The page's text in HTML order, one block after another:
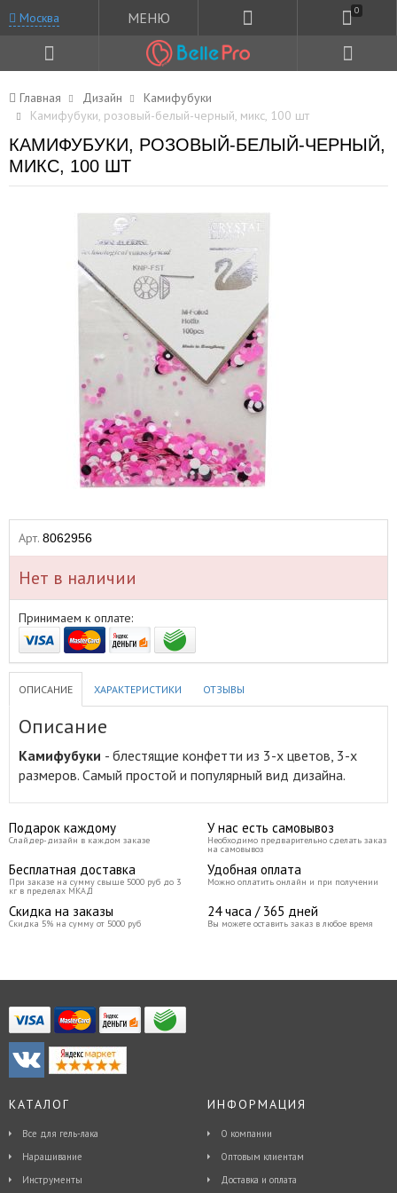
Москва МЕНЮ 0
Главная Дизайн
Камифубуки
Камифубуки, розовый-белый-черный, микс, 100 шт
КАМИФУБУКИ, РОЗОВЫЙ-БЕЛЫЙ-ЧЕРНЫЙ,
МИКС, 100 ШТ
Арт. 8062956
Нет в наличии
Принимаем к оплате:
ОПИСАНИЕ ХАРАКТЕРИСТИКИ ОТЗЫВЫ
Описание
Камифубуки - блестящие конфетти из 3-х цветов, 3-х
размеров. Самый простой и популярный вид дизайна.
Подарок каждому
Слайдер-дизайн в каждом заказе
У нас есть самовывоз
Необходимо предварительно сделать заказ
на самовывоз
Бесплатная доставка
При заказе на сумму свыше 5000 руб до 3
кг в пределах МКАД
Удобная оплата
Можно оплатить онлайн и при получении
Скидка на заказы
Скидка 5% на сумму от 5000 руб
24 часа / 365 дней
Вы можете оставить заказ в любое время
КАТАЛОГ
Все для гель-лака
Наращивание
Инструменты
ИНФОРМАЦИЯ
О компании
Оптовым клиентам
Доставка и оплата